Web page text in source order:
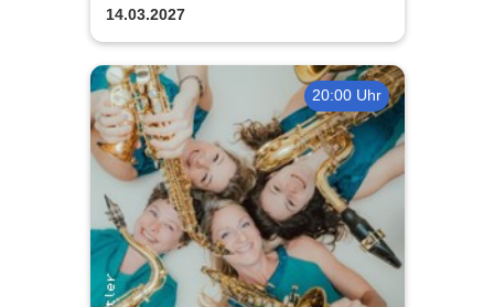
14.03.2027
20:00 Uhr